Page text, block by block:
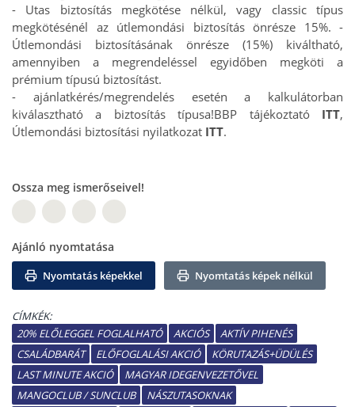
- Utas biztosítás megkötése nélkül, vagy classic típus
megkötésénél az útlemondási biztosítás önrésze 15%. -
Útlemondási biztosításának önrésze (15%) kiváltható,
amennyiben a megrendeléssel egyidőben megköti a
prémium típusú biztosítást.
- ajánlatkérés/megrendelés esetén a kalkulátorban
kiválasztható a biztosítás típusa!BBP tájékoztató ITT,
Útlemondási biztosítási nyilatkozat ITT.
Ossza meg ismerőseivel!
Ajánló nyomtatása
Nyomtatás képekkel Nyomtatás képek nélkül
CÍMKÉK:
20% ELŐLEGGEL FOGLALHATÓ
AKCIÓS
AKTÍV PIHENÉS
CSALÁDBARÁT
ELŐFOGLALÁSI AKCIÓ
KÖRUTAZÁS+ÜDÜLÉS
LAST MINUTE AKCIÓ
MAGYAR IDEGENVEZETŐVEL
MANGOCLUB / SUNCLUB
NÁSZUTASOKNAK